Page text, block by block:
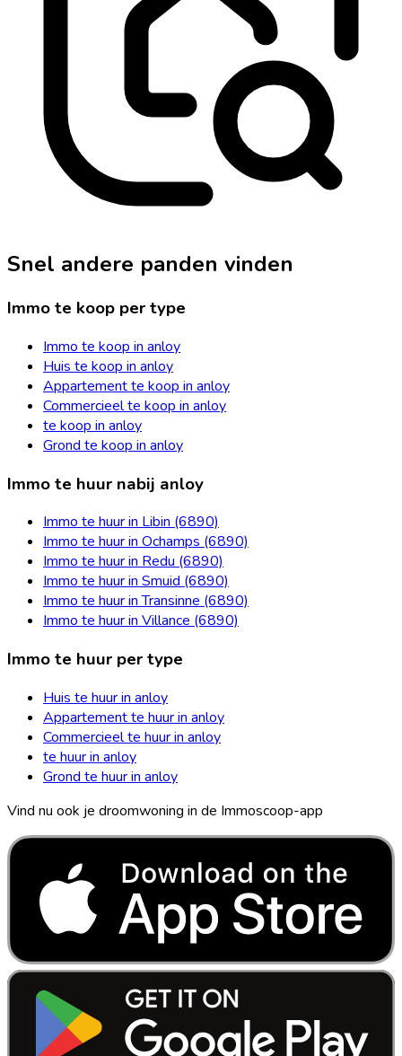
Snel andere panden vinden
Immo te koop per type
Immo te koop in anloy
Huis te koop in anloy
Appartement te koop in anloy
Commercieel te koop in anloy
te koop in anloy
Grond te koop in anloy
Immo te huur nabij anloy
Immo te huur in Libin (6890)
Immo te huur in Ochamps (6890)
Immo te huur in Redu (6890)
Immo te huur in Smuid (6890)
Immo te huur in Transinne (6890)
Immo te huur in Villance (6890)
Immo te huur per type
Huis te huur in anloy
Appartement te huur in anloy
Commercieel te huur in anloy
te huur in anloy
Grond te huur in anloy
Vind nu ook je droomwoning in de Immoscoop-app